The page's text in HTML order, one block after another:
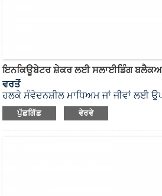
ਇਨਕਿਊਬੇਟਰ ਸ਼ੇਕਰ ਲਈ ਸਲਾਈਡਿੰਗ
ਵਰਤੋਂ
ਹਲਕੇ ਸੰਵੇਦਨਸ਼ੀਲ ਮਾਧਿਅਮ ਜਾਂ ਜੀਵਾਂ ਲਈ
ਰੌਸ਼ਨੀ ਨੂੰ ਰੋਕਣ ਲਈ ਕੋਈ ਵੀ ਰੈਡੋਬੀਓ
ਵਿੰਡੋਜ਼ ਨਾਲ ਡਿਲੀਵਰ ਕੀਤਾ ਜਾ ਸਕਦਾ ਹੈ।
ਪੁੱਛਗਿੱਛ ਵੇਰਵੇ